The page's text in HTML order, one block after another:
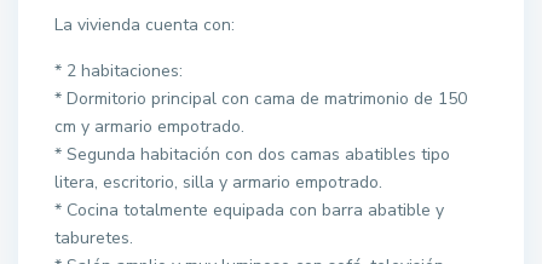
La vivienda cuenta con:
* 2 habitaciones:
* Dormitorio principal con cama de matrimonio de 150
cm y armario empotrado.
* Segunda habitación con dos camas abatibles tipo
litera, escritorio, silla y armario empotrado.
* Cocina totalmente equipada con barra abatible y
taburetes.